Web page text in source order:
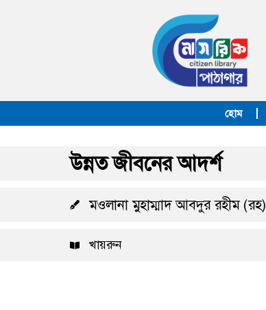
হোম
উন্নত জীবনের আদর্শ
মওলানা মুহাম্মাদ আবদুর রহীম (রহ)
খায়রুন